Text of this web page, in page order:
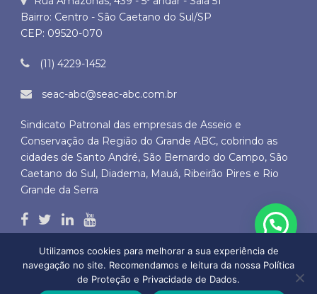
Bairro: Centro - São Caetano do Sul/SP
CEP: 09520-070
(11) 4229-1452
seac-abc@seac-abc.com.br
Sindicato Patronal das empresas de Asseio e
Conservação da Região do Grande ABC, cobrindo as
cidades de Santo André, São Bernardo do Campo, São
Caetano do Sul, Diadema, Mauá, Ribeirão Pires e Rio
Grande da Serra
Copyright © 2026 SEAC ABC - Todos os direitos autorais reservados
Utilizamos cookies para melhorar a sua experiência de
navegação no site. Recomendamos e leitura da nossa Política
de Proteção e Privacidade de Dados.